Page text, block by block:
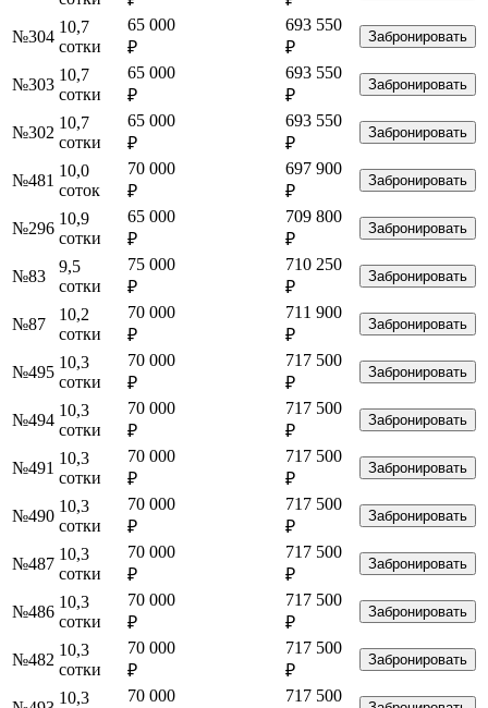
№304
10,7
сотки
65 000
₽
693 550
₽
Забронировать
№303
10,7
сотки
65 000
₽
693 550
₽
Забронировать
№302
10,7
сотки
65 000
₽
693 550
₽
Забронировать
№481
10,0
соток
70 000
₽
697 900
₽
Забронировать
№296
10,9
сотки
65 000
₽
709 800
₽
Забронировать
№83
9,5
сотки
75 000
₽
710 250
₽
Забронировать
№87
10,2
сотки
70 000
₽
711 900
₽
Забронировать
№495
10,3
сотки
70 000
₽
717 500
₽
Забронировать
№494
10,3
сотки
70 000
₽
717 500
₽
Забронировать
№491
10,3
сотки
70 000
₽
717 500
₽
Забронировать
№490
10,3
сотки
70 000
₽
717 500
₽
Забронировать
№487
10,3
сотки
70 000
₽
717 500
₽
Забронировать
№486
10,3
сотки
70 000
₽
717 500
₽
Забронировать
№482
10,3
сотки
70 000
₽
717 500
₽
Забронировать
10,3
70 000 717 500